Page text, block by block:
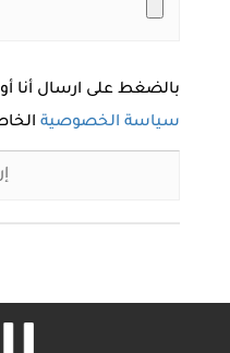
بالضغط على ارسال أنا
سياسة الخصوصية